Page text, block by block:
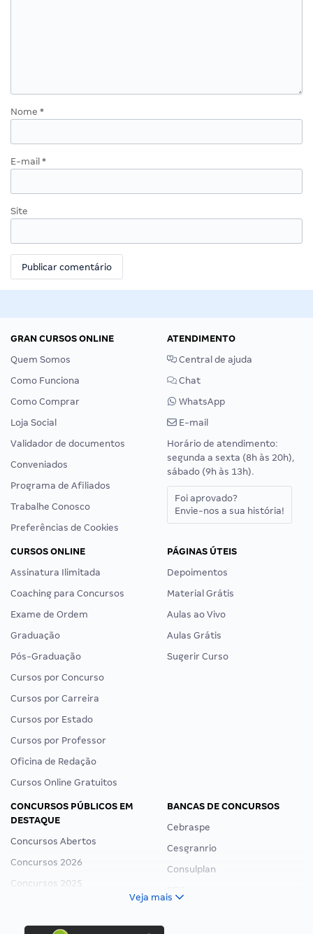
Nome *
E-mail *
Site
GRAN CURSOS ONLINE
Quem Somos
Como Funciona
Como Comprar
Loja Social
Validador de documentos
Conveniados
Programa de Afiliados
Trabalhe Conosco
Preferências de Cookies
ATENDIMENTO
Central de ajuda
Chat
WhatsApp
E-mail
Horário de atendimento:
segunda a sexta (8h às 20h),
sábado (9h às 13h).
Foi aprovado?
Envie-nos a sua história!
CURSOS ONLINE
Assinatura Ilimitada
Coaching para Concursos
Exame de Ordem
Graduação
Pós-Graduação
Cursos por Concurso
Cursos por Carreira
Cursos por Estado
Cursos por Professor
Oficina de Redação
Cursos Online Gratuitos
PÁGINAS ÚTEIS
Depoimentos
Material Grátis
Aulas ao Vivo
Aulas Grátis
Sugerir Curso
CONCURSOS PÚBLICOS EM
DESTAQUE
Concursos Abertos
Concursos 2026
Concursos 2025
Concurso Ibama
BANCAS DE CONCURSOS
Cebraspe
Cesgranrio
Consulplan
Veja mais